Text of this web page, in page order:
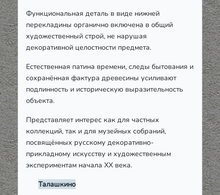
Функциональная деталь в виде нижней
перекладины органично включена в общий
художественный строй, не нарушая
декоративной целостности предмета.
Естественная патина времени, следы бытования и
сохранённая фактура древесины усиливают
подлинность и историческую выразительность
объекта.
Представляет интерес как для частных
коллекций, так и для музейных собраний,
посвящённых русскому декоративно-
прикладному искусству и художественным
экспериментам начала XX века.
Талашкино